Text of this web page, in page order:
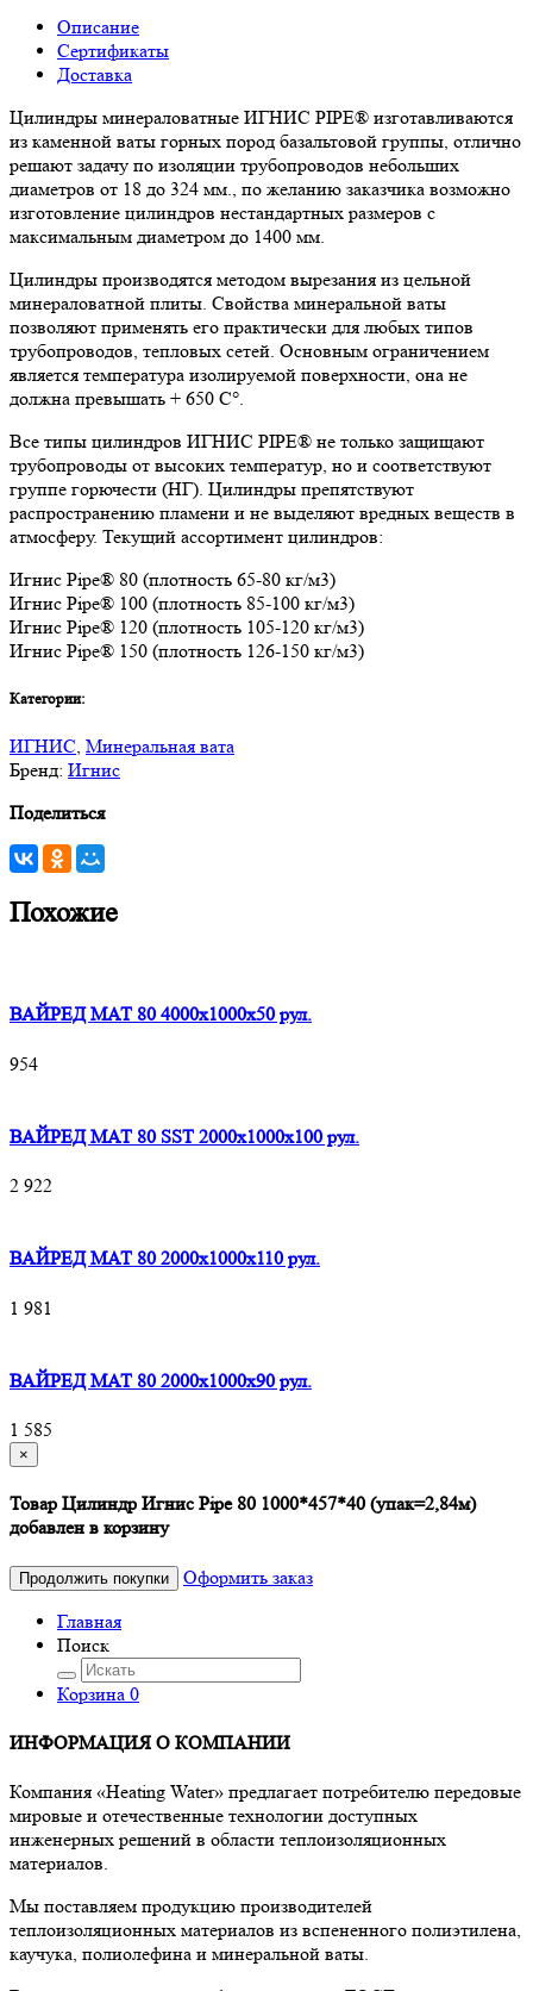
Описание
Сертификаты
Доставка
Цилиндры минераловатные ИГНИС PIPE® изготавливаются
из каменной ваты горных пород базальтовой группы, отлично
решают задачу по изоляции трубопроводов небольших
диаметров от 18 до 324 мм., по желанию заказчика возможно
изготовление цилиндров нестандартных размеров с
максимальным диаметром до 1400 мм.
Цилиндры производятся методом вырезания из цельной
минераловатной плиты. Свойства минеральной ваты
позволяют применять его практически для любых типов
трубопроводов, тепловых сетей. Основным ограничением
является температура изолируемой поверхности, она не
должна превышать + 650 C°.
Все типы цилиндров ИГНИС PIPE® не только защищают
трубопроводы от высоких температур, но и соответствуют
группе горючести (НГ). Цилиндры препятствуют
распространению пламени и не выделяют вредных веществ в
атмосферу. Текущий ассортимент цилиндров:
Игнис Pipe® 80 (плотность 65-80 кг/м3)
Игнис Pipe® 100 (плотность 85-100 кг/м3)
Игнис Pipe® 120 (плотность 105-120 кг/м3)
Игнис Pipe® 150 (плотность 126-150 кг/м3)
Категории:
ИГНИС, Минеральная вата
Бренд: Игнис
Поделиться
Похожие
ВАЙРЕД МАТ 80 4000x1000x50 рул.
954
ВАЙРЕД МАТ 80 SST 2000x1000x100 рул.
2 922
ВАЙРЕД МАТ 80 2000x1000x110 рул.
1 981
ВАЙРЕД МАТ 80 2000x1000x90 рул.
1 585
×
Товар Цилиндр Игнис Pipe 80 1000*457*40 (упак=2,84м)
добавлен в корзину
Продолжить покупки
Оформить заказ
Главная
Поиск
Корзина 0
ИНФОРМАЦИЯ О КОМПАНИИ
Компания «Heating Water» предлагает потребителю передовые
мировые и отечественные технологии доступных
инженерных решений в области теплоизоляционных
материалов.
Мы поставляем продукцию производителей
теплоизоляционных материалов из вспененного полиэтилена,
каучука, полиолефина и минеральной ваты.